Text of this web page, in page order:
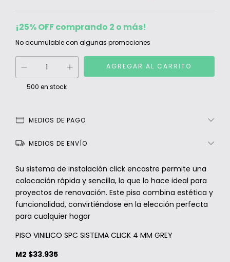
¡25% OFF comprando 2 o más!
No acumulable con algunas promociones
500 en stock
MEDIOS DE PAGO
MEDIOS DE ENVÍO
Su sistema de instalación click encastre permite una
colocación rápida y sencilla, lo que lo hace ideal para
proyectos de renovación. Este piso combina estética y
funcionalidad, convirtiéndose en la elección perfecta
para cualquier hogar
PISO VINILICO SPC SISTEMA CLICK 4 MM GREY
M2 $33.935